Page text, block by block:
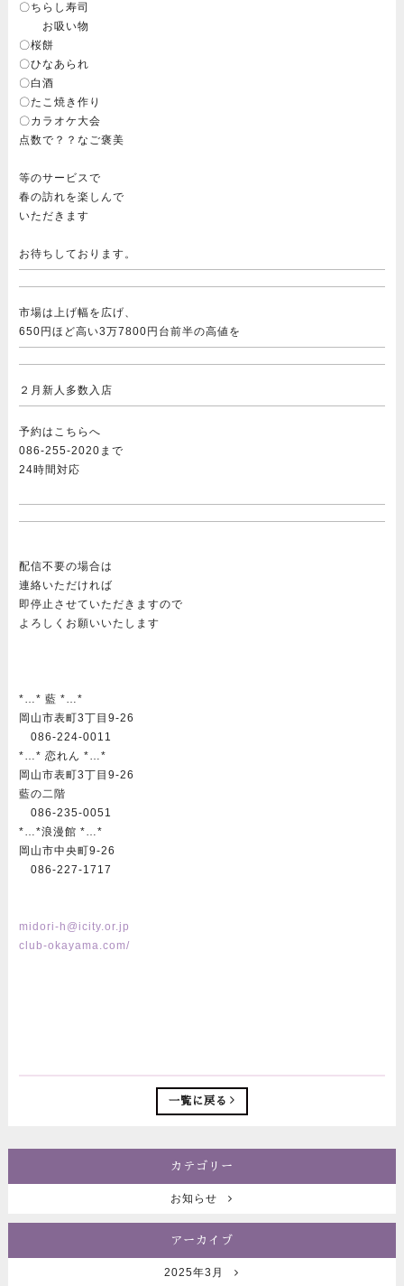
〇ちらし寿司
お吸い物
〇桜餅
〇ひなあられ
〇白酒
〇たこ焼き作り
〇カラオケ大会
点数で？ ？なご褒美
等のサービスで
春の訪れを楽しんで
いただきます
お待ちしております。
市場は上げ幅を広げ、
650円ほど高い3万7800円台前半の高値を
２月新人多数入店
予約はこちらへ
086-255-2020まで
24時間対応
配信不要の場合は
連絡いただければ
即停止させていただきますので
よろしくお願いいたします
*…* 藍 *…*
岡山市表町3丁目9-26
086-224-0011
*…* 恋れん *…*
岡山市表町3丁目9-26
藍の二階
086-235-0051
*…*浪漫館 *…*
岡山市中央町9-26
086-227-1717
midori-h@icity.or.jp
club-okayama.com/
一覧に戻る
カテゴリー
お知らせ
アーカイブ
2025年3月